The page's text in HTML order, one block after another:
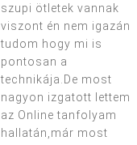
szupi ötletek vannak
viszont én nem igazán
tudom hogy mi is
pontosan a
technikája.De most
nagyon izgatott lettem
az Online tanfolyam
hallatán,már most